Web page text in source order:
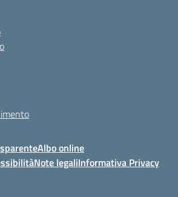
Albo online
Note legaliInformativa Privacy